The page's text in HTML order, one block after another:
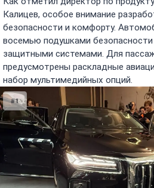
Калицев, особое внимание
безопасности и комфорту.
восемью подушками
защитными системами. Для
предусмотрены раскладные
набор мультимедийных опций.
#1